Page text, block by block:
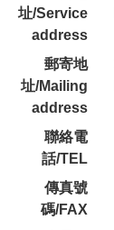
址/Service
address
郵寄地
址/Mailing
address
聯絡電
話/TEL
傳真號
碼/FAX